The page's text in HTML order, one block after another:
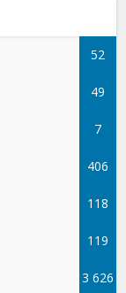
52
49
7
406
118
119
3 626